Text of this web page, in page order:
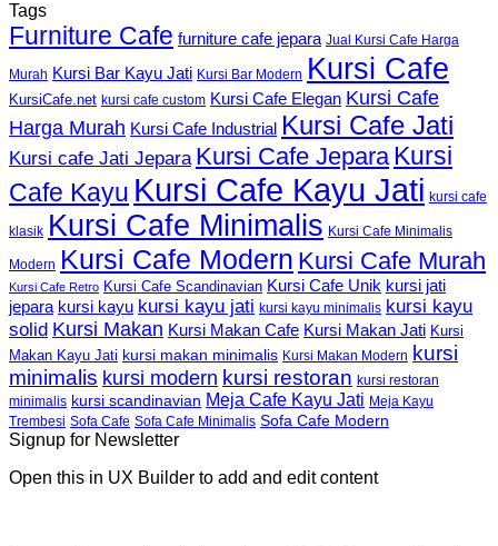
Tags
Furniture Cafe furniture cafe jepara Jual Kursi Cafe Harga
Murah Kursi Bar Kayu Jati Kursi Bar Modern Kursi Cafe
KursiCafe.net kursi cafe custom Kursi Cafe Elegan Kursi Cafe
Harga Murah Kursi Cafe Industrial Kursi Cafe Jati
Kursi cafe Jati Jepara Kursi Cafe Jepara Kursi
Cafe Kayu Kursi Cafe Kayu Jati kursi cafe
klasik Kursi Cafe Minimalis Kursi Cafe Minimalis
Modern Kursi Cafe Modern Kursi Cafe Murah
Kursi Cafe Retro Kursi Cafe Scandinavian Kursi Cafe Unik kursi jati
jepara kursi kayu kursi kayu jati kursi kayu minimalis kursi kayu
solid Kursi Makan Kursi Makan Cafe Kursi Makan Jati Kursi
Makan Kayu Jati kursi makan minimalis Kursi Makan Modern
kursi
minimalis kursi modern kursi restoran kursi restoran
minimalis kursi scandinavian Meja Cafe Kayu Jati Meja Kayu
Trembesi Sofa Cafe Sofa Cafe Minimalis Sofa Cafe Modern
Signup for Newsletter
Open this in UX Builder to add and edit content